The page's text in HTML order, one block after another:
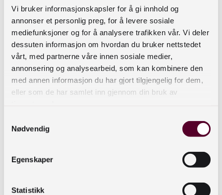
Vi bruker informasjonskapsler for å gi innhold og
annonser et personlig preg, for å levere sosiale
mediefunksjoner og for å analysere trafikken vår. Vi deler
dessuten informasjon om hvordan du bruker nettstedet
vårt, med partnerne våre innen sosiale medier,
annonsering og analysearbeid, som kan kombinere den
med annen informasjon du har gjort tilgjengelig for dem,
eller som de har samlet inn gjennom din bruk av
Nødvendig
Egenskaper
Statistikk
Referanser:
Gibbon, P. (2019). John Dewey: Portrait of a
progressive thinker. Humanities: the
magazine of the National endowment for the
humanities,
Lave, J., & Wenger, E. (1991).
Cambridge University Press.
learning, meaning, and identity
. Cambridge